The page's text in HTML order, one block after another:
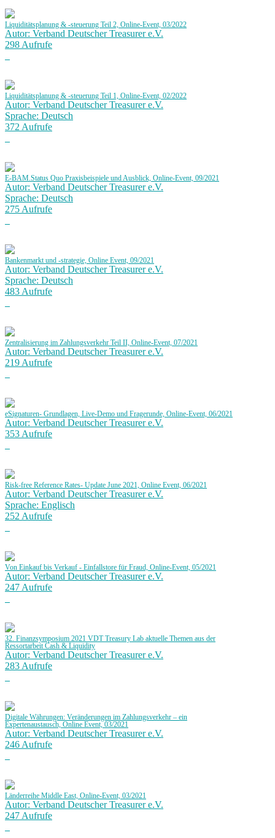
Liquiditätsplanung & -steuerung Teil 2, Online-Event, 03/2022
Autor: Verband Deutscher Treasurer e.V.
298 Aufrufe
Liquiditätsplanung & -steuerung Teil 1, Online-Event, 02/2022
Autor: Verband Deutscher Treasurer e.V.
Sprache: Deutsch
372 Aufrufe
E-BAM.Status Quo Praxisbeispiele und Ausblick, Online-Event, 09/2021
Autor: Verband Deutscher Treasurer e.V.
Sprache: Deutsch
275 Aufrufe
Bankenmarkt und -strategie, Online Event, 09/2021
Autor: Verband Deutscher Treasurer e.V.
Sprache: Deutsch
483 Aufrufe
Zentralisierung im Zahlungsverkehr Teil II, Online-Event, 07/2021
Autor: Verband Deutscher Treasurer e.V.
219 Aufrufe
eSignaturen- Grundlagen, Live-Demo und Fragerunde, Online-Event, 06/2021
Autor: Verband Deutscher Treasurer e.V.
353 Aufrufe
Risk-free Reference Rates- Update June 2021, Online Event, 06/2021
Autor: Verband Deutscher Treasurer e.V.
Sprache: Englisch
252 Aufrufe
Von Einkauf bis Verkauf - Einfallstore für Fraud, Online-Event, 05/2021
Autor: Verband Deutscher Treasurer e.V.
247 Aufrufe
32. Finanzsymposium 2021 VDT Treasury Lab aktuelle Themen aus der
Ressortarbeit Cash & Liquidity
Autor: Verband Deutscher Treasurer e.V.
283 Aufrufe
Digitale Währungen: Veränderungen im Zahlungsverkehr – ein
Expertenaustausch, Online Event, 03/2021
Autor: Verband Deutscher Treasurer e.V.
246 Aufrufe
Länderreihe Middle East, Online-Event, 03/2021
Autor: Verband Deutscher Treasurer e.V.
247 Aufrufe